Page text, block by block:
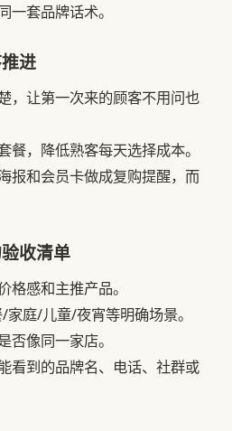
一套品牌话术。
进
，让第一次来的顾客不用问也
餐，降低熟客每天选择成本。
报和会员卡做成复购提醒，而
收清单
格感和主推产品。
庭/儿童/夜宵等明确场景。
否像同一家店。
看到的品牌名、电话、社群或